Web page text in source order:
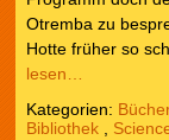
Otremba zu
Hotte früher so
lesen…
Kategorien:
Bibliothek,